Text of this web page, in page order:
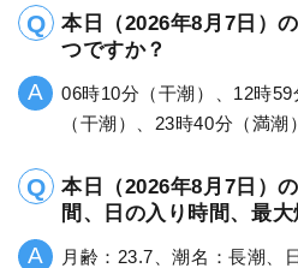
本日（2026年8月7日）
つですか？
06時10分（干潮）、12時
（干潮）、23時40分（満潮
本日（2026年8月7日）
間、日の入り時間、最
月齢：23.7、潮名：長潮、